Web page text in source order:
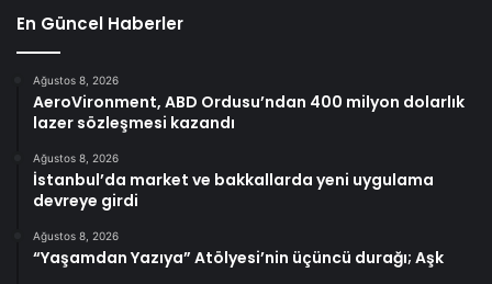
En Güncel Haberler
Ağustos 8, 2026
AeroVironment, ABD Ordusu’ndan 400 milyon dolarlık
lazer sözleşmesi kazandı
Ağustos 8, 2026
İstanbul’da market ve bakkallarda yeni uygulama
devreye girdi
Ağustos 8, 2026
“Yaşamdan Yazıya” Atölyesi’nin üçüncü durağı; Aşk